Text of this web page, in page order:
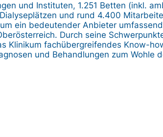
und Instituten, 1.251 Betten (inkl.
und rund 4.400
ein bedeutender Anbieter
Durch seine
Klinikum fachübergreifendes Know-
und Behandlungen zum Wohle